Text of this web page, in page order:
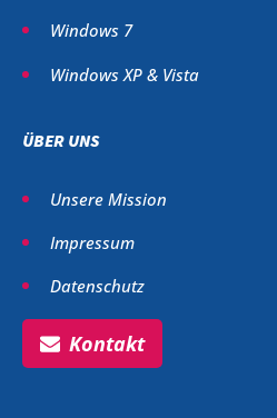
Windows 7
Windows XP & Vista
ÜBER UNS
Unsere Mission
Impressum
Datenschutz
Kontakt